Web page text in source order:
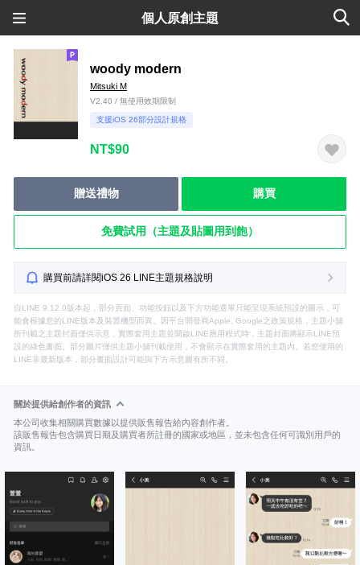
個人原創主題
woody modern
Mitsuki M
V2.40 / 無使用效期限制
支援iOS 26部分設計規格
NT$90
贈送禮物 購買
免費試用（主題及貼圖用到飽）
購買前請詳閱iOS 26 LINE主題規格說明
自LINE 9.12.0版本起，部分頁面、功能按鈕以及下方功能選單只能呈現系統預設的圖示，可
能會根據您的LINE版本及裝置機型而異。因平台開發商Apple, Google之政策規格，主題小舖
所刊載之主題封面僅供示意，實際套用主題並開啟LINE應用程式時，主題封面將顯示LINE預
設的綠色畫面。部分圖片僅供主題小舖刊載使用，不會顯示在實際套用的主題內。若您使用的
LINE非最新版本，部分畫面設計可能與下方示意圖有所不同。
關於提供給創作者的資訊
本公司收集相關購買數據以提供販售報告給內容創作者。
該販售報告包含購買日期及購買者所註冊的國家或地區，並未包含任何可識別用戶的
資訊。